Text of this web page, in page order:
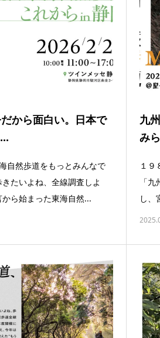
から面白い。日本で
自然歩道をもっとみんなで
たいよね、全線調査しよ
ら始まった東海自然...
九
み
１９
「
し、